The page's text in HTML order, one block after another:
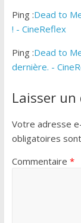
Ping :Dead to
! - CineReflex
Ping :Dead to
dernière. -
Laisser
Votre adresse
obligatoires
Commentaire *